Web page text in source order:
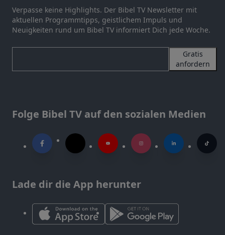
Verpasse keine Highlights. Der Bibel TV Newsletter mit
aktuellen Programmtipps, geistlichem Impuls und
Neuigkeiten rund um Bibel TV informiert Dich jede Woche.
Gratis
anfordern
Folge Bibel TV auf den sozialen Medien
Lade dir die App herunter